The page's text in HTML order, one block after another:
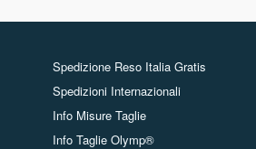
Spedizione Reso Italia Gratis
Spedizioni Internazionali
Info Misure Taglie
Info Taglie Olymp®